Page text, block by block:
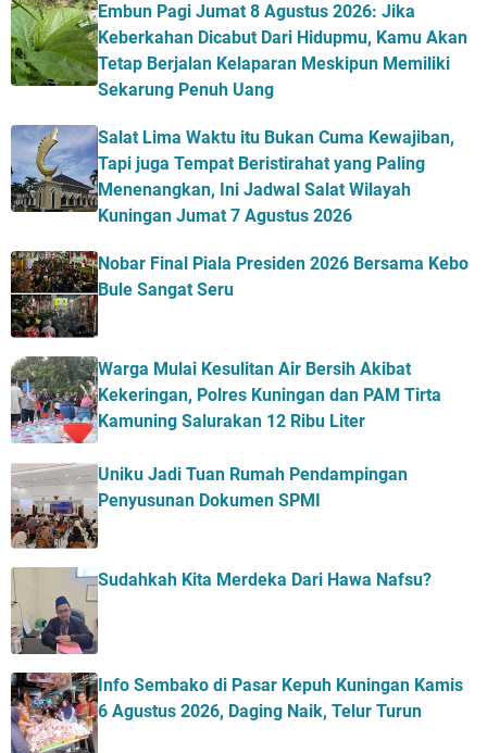
Embun Pagi Jumat 8 Agustus 2026: Jika
Keberkahan Dicabut Dari Hidupmu, Kamu Akan
Tetap Berjalan Kelaparan Meskipun Memiliki
Sekarung Penuh Uang
Salat Lima Waktu itu Bukan Cuma Kewajiban,
Tapi juga Tempat Beristirahat yang Paling
Menenangkan, Ini Jadwal Salat Wilayah
Kuningan Jumat 7 Agustus 2026
Nobar Final Piala Presiden 2026 Bersama Kebo
Bule Sangat Seru
Warga Mulai Kesulitan Air Bersih Akibat
Kekeringan, Polres Kuningan dan PAM Tirta
Kamuning Salurakan 12 Ribu Liter
Uniku Jadi Tuan Rumah Pendampingan
Penyusunan Dokumen SPMI
Sudahkah Kita Merdeka Dari Hawa Nafsu?
Info Sembako di Pasar Kepuh Kuningan Kamis
6 Agustus 2026, Daging Naik, Telur Turun